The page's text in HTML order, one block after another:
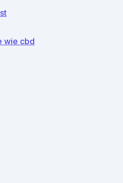
wie cbd